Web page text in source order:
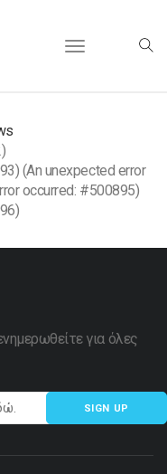
Toggle
(An unexpected error
occurred: #500895)
για όλες
SIGN UP